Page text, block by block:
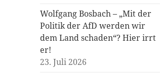
Wolfgang Bosbach – „Mit der
Politik der AfD werden wir
dem Land schaden“? Hier irrt
er!
23. Juli 2026